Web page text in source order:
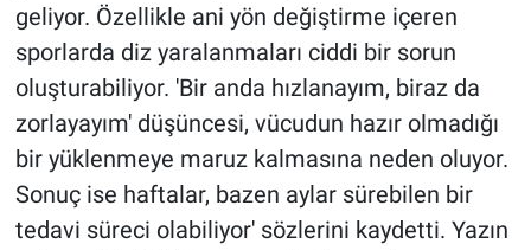
geliyor. Özellikle ani yön değiştirme içeren
sporlarda diz yaralanmaları ciddi bir sorun
oluşturabiliyor. 'Bir anda hızlanayım, biraz da
zorlayayım' düşüncesi, vücudun hazır olmadığı
bir yüklenmeye maruz kalmasına neden oluyor.
Sonuç ise haftalar, bazen aylar sürebilen bir
tedavi süreci olabiliyor' sözlerini kaydetti. Yazın